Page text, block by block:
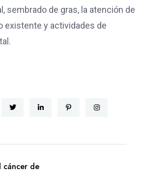
sembrado de gras, la atención de
existente y actividades de
cáncer de